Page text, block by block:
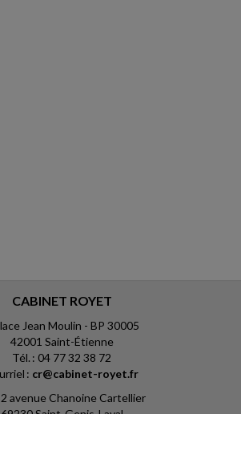
CABINET ROYET
Jean Moulin - BP 30005
42001 Saint-Étienne
Tél. : 04 77 32 38 72
: cr@cabinet-royet.fr
avenue Chanoine Cartellier
69230 Saint-Genis-Laval